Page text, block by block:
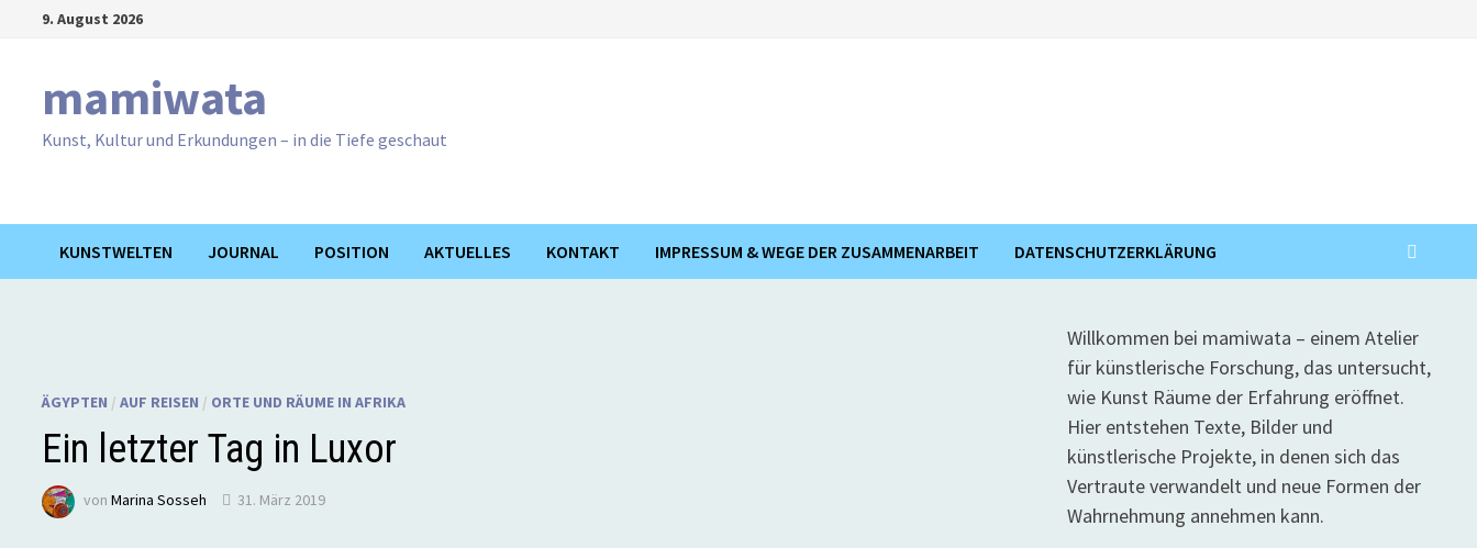
9. August 2026
mamiwata
Kunst, Kultur und Erkundungen – in die Tiefe geschaut
KUNSTWELTEN JOURNAL POSITION AKTUELLES KONTAKT IMPRESSUM & WEGE DER ZUSAMMENARBEIT DATENSCHUTZERKLÄRUNG
ÄGYPTEN /AUF REISEN / ORTE UND RÄUME IN AFRIKA
Ein letzter Tag in Luxor
vonMarina Sosseh 31. März 2019
Willkommen bei mamiwata – einem Atelier
für künstlerische Forschung, das untersucht,
wie Kunst Räume der Erfahrung eröffnet.
Hier entstehen Texte, Bilder und
künstlerische Projekte, in denen sich das
Vertraute verwandelt und neue Formen der
Wahrnehmung annehmen kann.